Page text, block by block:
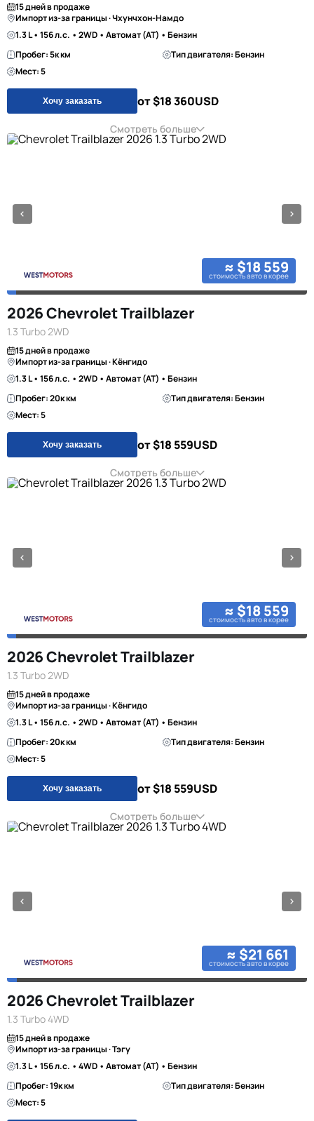
15 дней в продаже
Импорт из-за границы · Чхунчхон-Намдо
1.3 L • 156 л.с. • 2WD • Автомат (AT) • Бензин
Пробег: 5к км
Тип двигателя: Бензин
Мест: 5
Хочу заказать от $18 360USD
Смотреть больше
≈ $18 559
стоимость авто в корее
2026 Chevrolet Trailblazer
1.3 Turbo 2WD
15 дней в продаже
Импорт из-за границы · Кёнгидо
1.3 L • 156 л.с. • 2WD • Автомат (AT) • Бензин
Пробег: 20к км
Тип двигателя: Бензин
Мест: 5
Хочу заказать от $18 559USD
Смотреть больше
≈ $18 559
стоимость авто в корее
2026 Chevrolet Trailblazer
1.3 Turbo 2WD
15 дней в продаже
Импорт из-за границы · Кёнгидо
1.3 L • 156 л.с. • 2WD • Автомат (AT) • Бензин
Пробег: 20к км
Тип двигателя: Бензин
Мест: 5
Хочу заказать от $18 559USD
Смотреть больше
≈ $21 661
стоимость авто в корее
2026 Chevrolet Trailblazer
1.3 Turbo 4WD
15 дней в продаже
Импорт из-за границы · Тэгу
1.3 L • 156 л.с. • 4WD • Автомат (AT) • Бензин
Пробег: 19к км
Тип двигателя: Бензин
Мест: 5